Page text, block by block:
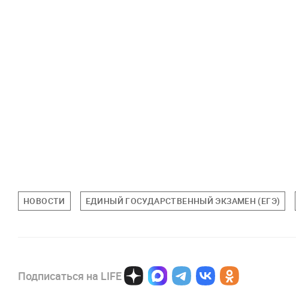
НОВОСТИ ЕДИНЫЙ ГОСУДАРСТВЕННЫЙ ЭКЗАМЕН (ЕГЭ)
Подписаться на LIFE